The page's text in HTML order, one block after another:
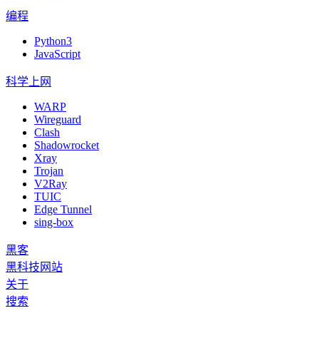
编程
Python3
JavaScript
科学上网
WARP
Wireguard
Clash
Shadowrocket
Xray
Trojan
V2Ray
TUIC
Edge Tunnel
sing-box
黑客
黑科技网站
关于
搜索